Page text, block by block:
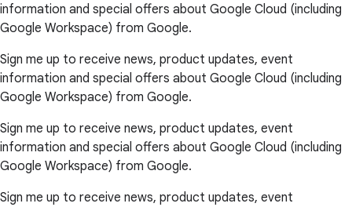
information and special offers about Google Cloud (including
Google Workspace) from Google.
Sign me up to receive news, product updates, event
information and special offers about Google Cloud (including
Google Workspace) from Google.
Sign me up to receive news, product updates, event
information and special offers about Google Cloud (including
Google Workspace) from Google.
Sign me up to receive news, product updates, event